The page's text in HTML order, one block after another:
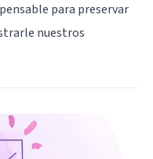
para preservar
nuestros